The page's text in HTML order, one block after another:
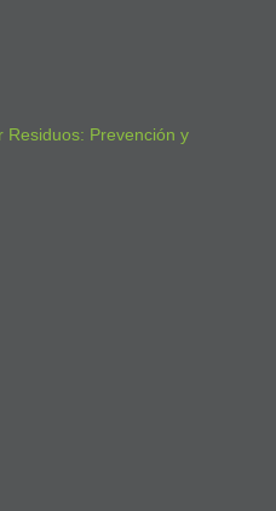
Residuos: Prevención y